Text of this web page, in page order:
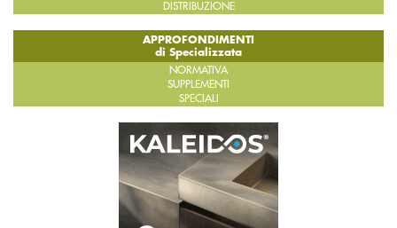
DISTRIBUZIONE
APPROFONDIMENTI
di Specializzata
NORMATIVA
SUPPLEMENTI
SPECIALI